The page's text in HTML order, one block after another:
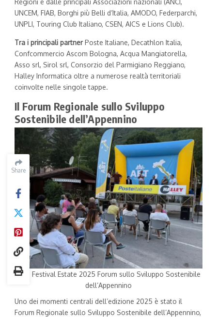
Share
Regioni e dalle principali Associazioni nazionali (ANCI,
UNCEM, FIAB, Borghi più Belli d’Italia, AMODO, Federparchi,
UNPLI, Touring Club Italiano, CSEN, AICS e Lions Club).
Tra i principali partnerPoste Italiane, Decathlon Italia,
Confcommercio Ascom Bologna, Acqua Mangiatorella,
Asso srl, Sirol srl, Consorzio del Parmigiano Reggiano,
Halley Informatica oltre a numerose realtà territoriali
coinvolte nelle singole tappe.
Il Forum Regionale sullo Sviluppo
Sostenibile dell’Appennino
ABT Festival Estate 2025 Forum sullo Sviluppo Sostenibile
dell’Appennino
Uno dei momenti centrali dell’edizione 2025 è stato il
Forum Regionale sullo Sviluppo Sostenibile dell’Appennino,